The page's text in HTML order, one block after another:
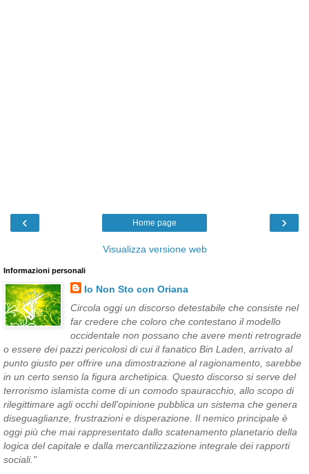
‹ ›
Home page
Visualizza versione web
Informazioni personali
Io Non Sto con Oriana
Circola oggi un discorso detestabile che consiste nel
far credere che coloro che contestano il modello
occidentale non possano che avere menti retrograde
o essere dei pazzi pericolosi di cui il fanatico Bin Laden, arrivato al
punto giusto per offrire una dimostrazione al ragionamento, sarebbe
in un certo senso la figura archetipica. Questo discorso si serve del
terrorismo islamista come di un comodo spauracchio, allo scopo di
rilegittimare agli occhi dell'opinione pubblica un sistema che genera
diseguaglianze, frustrazioni e disperazione. Il nemico principale è
oggi più che mai rappresentato dallo scatenamento planetario della
logica del capitale e dalla mercantilizzazione integrale dei rapporti
sociali."